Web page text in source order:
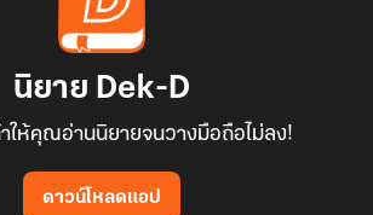
นิยาย Dek-D
ให้คุณอ่านนิยายจนวางมือถือไม่ลง!
ดาวน์โหลดแอป